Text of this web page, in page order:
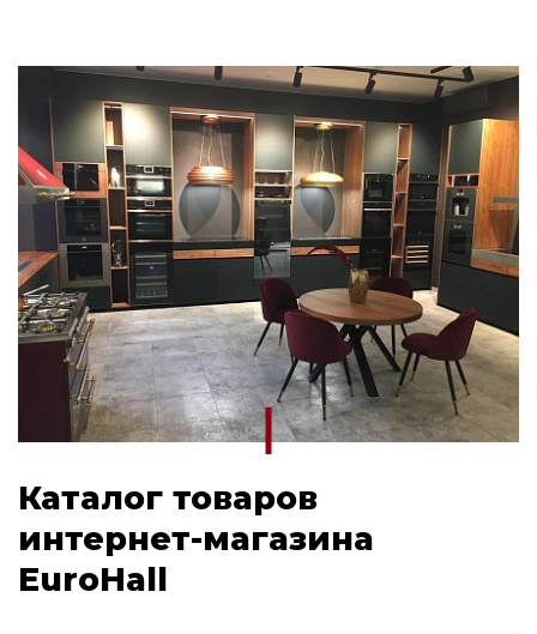
Каталог товаров
интернет-магазина
EuroHall